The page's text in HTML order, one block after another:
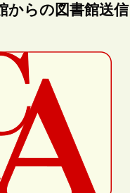
からの図書館送信